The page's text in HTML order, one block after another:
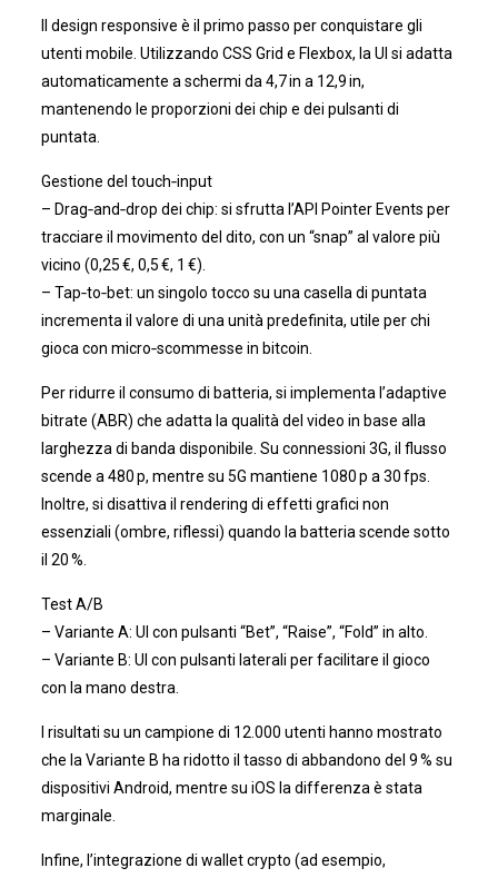
Il design responsive è il primo passo per conquistare gli
utenti mobile. Utilizzando CSS Grid e Flexbox, la UI si adatta
automaticamente a schermi da 4,7 in a 12,9 in,
mantenendo le proporzioni dei chip e dei pulsanti di
puntata.
Gestione del touch‑input
– Drag‑and‑drop dei chip: si sfrutta l’API Pointer Events per
tracciare il movimento del dito, con un “snap” al valore più
vicino (0,25 €, 0,5 €, 1 €).
– Tap‑to‑bet: un singolo tocco su una casella di puntata
incrementa il valore di una unità predefinita, utile per chi
gioca con micro‑scommesse in bitcoin.
Per ridurre il consumo di batteria, si implementa l’adaptive
bitrate (ABR) che adatta la qualità del video in base alla
larghezza di banda disponibile. Su connessioni 3G, il flusso
scende a 480 p, mentre su 5G mantiene 1080 p a 30 fps.
Inoltre, si disattiva il rendering di effetti grafici non
essenziali (ombre, riflessi) quando la batteria scende sotto
il 20 %.
Test A/B
– Variante A: UI con pulsanti “Bet”, “Raise”, “Fold” in alto.
– Variante B: UI con pulsanti laterali per facilitare il gioco
con la mano destra.
I risultati su un campione di 12.000 utenti hanno mostrato
che la Variante B ha ridotto il tasso di abbandono del 9 % su
dispositivi Android, mentre su iOS la differenza è stata
marginale.
Infine, l’integrazione di wallet crypto (ad esempio,